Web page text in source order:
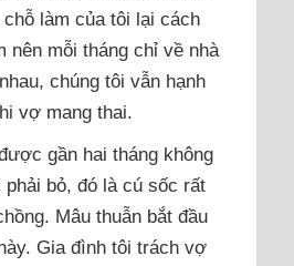
làm của tôi lại cách
nên mỗi tháng chỉ về nhà
chúng tôi vẫn hạnh
vợ mang thai.
gần hai tháng không
phải bỏ, đó là cú sốc rất
Mâu thuẫn bắt đầu
Gia đình tôi trách vợ